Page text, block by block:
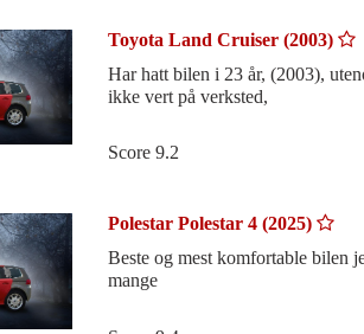
Toyota Land Cruiser (2003)
Har hatt bilen i 23 år, (2003),
ikke vert på verksted,
Score 9.2
Polestar Polestar 4 (2025)
Beste og mest komfortable bilen
mange